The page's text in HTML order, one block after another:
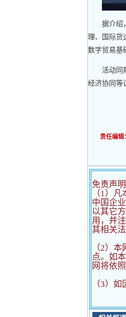
据介绍
理、国际货
数字贸易基
活动同
经济协同等
责任编辑：
免责声明
（1）
中国企
以其它
用，并
其相关
（2） 本
点。如
网将依
（3）